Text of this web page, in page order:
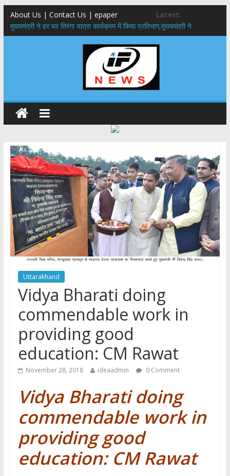
About Us | Contact Us | epaper
Latest:
मुख्यमंत्री ने हर घर तिरंगा यात्रा कार्यक्रम में किया प्रतिभाग,मुख्यमंत्री ने
प्रदेशवासियों से स्वतंत्रता दिवस पर अपने घरों में तिरंगा फहराने का किया आवाह्न
उत्तराखंड के 12 जिलों में अगले 24 घंटे फ्लैश फ्लड का खतरा, आपदा प्रबंधन तंत्र
सरकारी नीतियों में शामिल किए जाएंगे छात्र – छात्राओं के सुझाव ,मुख्यमंत्री युवा
विद्यार्थी मंथन कार्यक्रम में शामिल हुए सीएम पुष्कर सिंह धामी
उत्तराखंड में बढ़ेंगे राजस्व के स्रोत: इको-टूरिज्म, कार्बन क्रेडिट और जड़ी-बूटी आय
पर मुख्य सचिव का जोर
मुख्यमंत्री ने उत्तराखण्ड क्षत्रिय कल्याण समिति की वेबसाइट एवं क्षत्रिय जागरण
स्मारिका का किया विमोचन
Uttarakhand
Vidya Bharati doing
commendable work in
providing good
education: CM Rawat
November 28, 2018 ideaadmin 0 Comment
Vidya Bharati doing
commendable work in
providing good
education: CM Rawat